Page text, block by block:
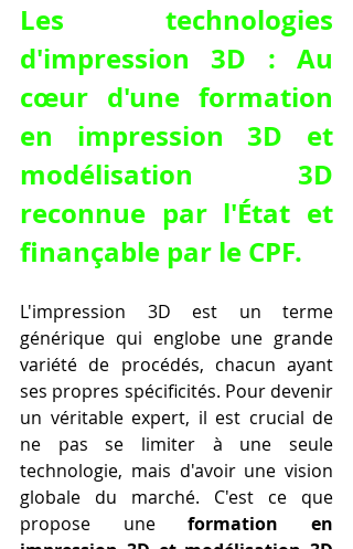
Les technologies
d'impression 3D : Au
cœur d'une formation
en impression 3D et
modélisation 3D
reconnue par l'État et
finançable par le CPF.
L'impression 3D est un terme
générique qui englobe une grande
variété de procédés, chacun ayant
ses propres spécificités. Pour devenir
un véritable expert, il est crucial de
ne pas se limiter à une seule
technologie, mais d'avoir une vision
globale du marché. C'est ce que
propose une formation en